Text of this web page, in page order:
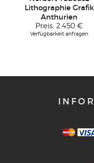
Lithographie Grafik
Anthurien
Preis: 2.450 €
Verfügbarkeit anfragen